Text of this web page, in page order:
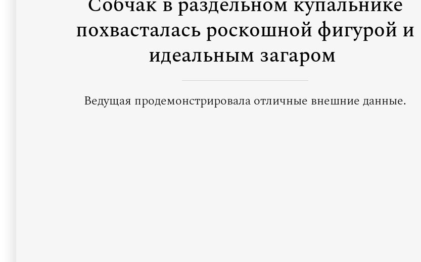
похвасталась роскошной фигурой и
идеальным загаром
Ведущая продемонстрировала отличные внешние данные.